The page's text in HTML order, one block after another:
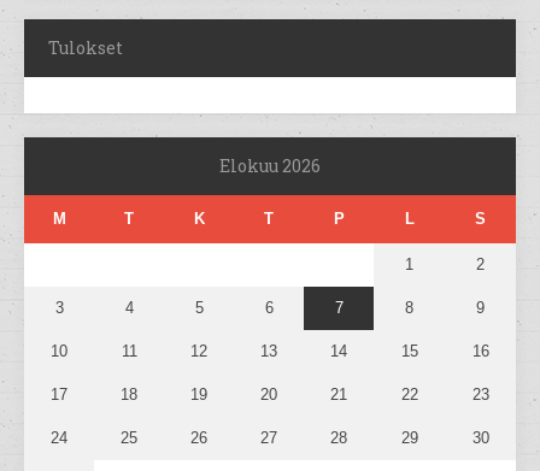
Tulokset
Elokuu 2026
M T K T P L S
1 2
3 4 5 6 7 8 9
10 11 12 13 14 15 16
17 18 19 20 21 22 23
24 25 26 27 28 29 30